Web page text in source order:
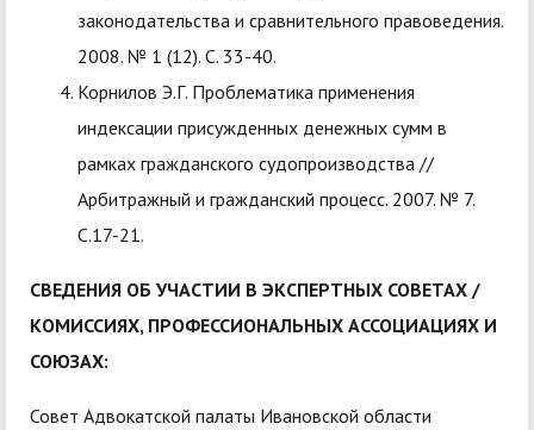
законодательства и сравнительного правоведения.
2008. № 1 (12). С. 33-40.
Корнилов Э.Г. Проблематика применения
индексации присужденных денежных сумм в
рамках гражданского судопроизводства //
Арбитражный и гражданский процесс. 2007. № 7.
С.17-21.
СВЕДЕНИЯ ОБ УЧАСТИИ В ЭКСПЕРТНЫХ СОВЕТАХ /
КОМИССИЯХ, ПРОФЕССИОНАЛЬНЫХ АССОЦИАЦИЯХ И
СОЮЗАХ:
Совет Адвокатской палаты Ивановской области